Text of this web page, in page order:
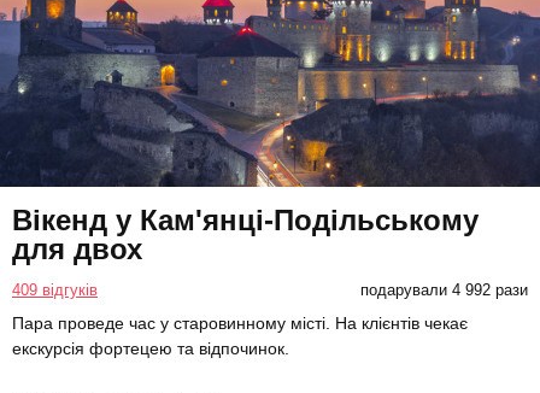
Вікенд у Кам'янці-Подільському
для двох
409 відгуків подарували 4 992 рази
Пара проведе час у старовинному місті. На клієнтів чекає
екскурсія фортецею та відпочинок.